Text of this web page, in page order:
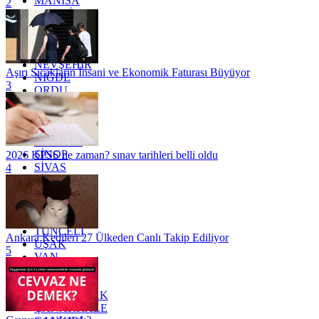
MARDİN
MERSİN
MUĞLA
MUŞ
NEVŞEHİR
NİĞDE
ORDU
OSMANİYE
RİZE
SAKARYA
SAMSUN
SİNOP
SİVAS
SİİRT
TEKİRDAĞ
TOKAT
TRABZON
TUNCELİ
UŞAK
VAN
YALOVA
YOZGAT
ZONGULDAK
ÇANAKKALE
Aşırı Sıcakların İnsani ve Ekonomik Faturası Büyüyor
3
2026 KPSS ne zaman? sınav tarihleri belli oldu
4
Ankara Kedileri 27 Ülkeden Canlı Takip Ediliyor
5